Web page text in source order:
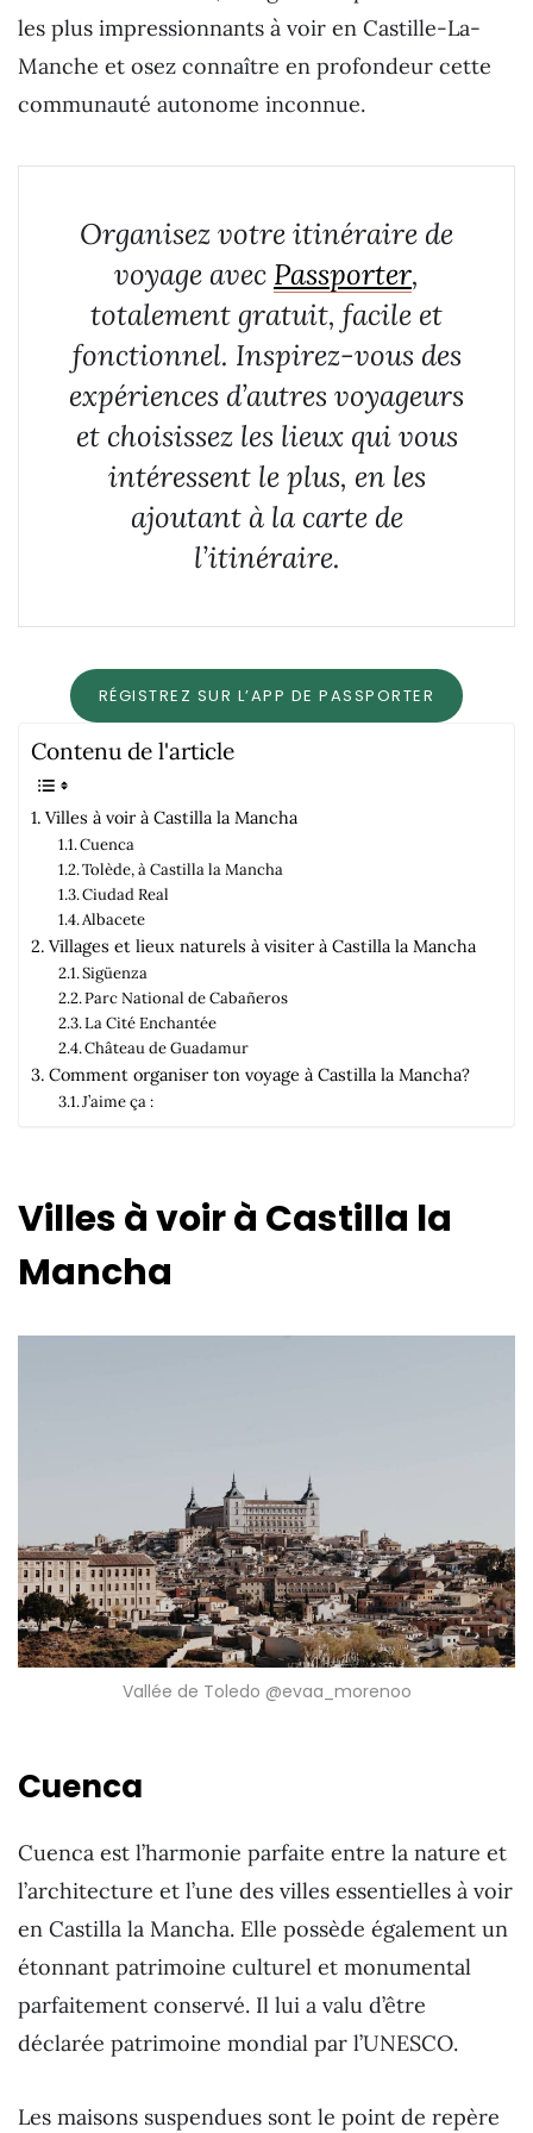
les plus impressionnants à voir en Castille-La-
Manche et osez connaître en profondeur cette
communauté autonome inconnue.
Organisez votre itinéraire de
voyage avec Passporter,
totalement gratuit, facile et
fonctionnel. Inspirez-vous des
expériences d’autres voyageurs
et choisissez les lieux qui vous
intéressent le plus, en les
ajoutant à la carte de
l’itinéraire.
RÉGISTREZ SUR L’APP DE PASSPORTER
Contenu de l'article
Villes à voir à Castilla la Mancha
Cuenca
Tolède, à Castilla la Mancha
Ciudad Real
Albacete
Villages et lieux naturels à visiter à Castilla la Mancha
Sigüenza
Parc National de Cabañeros
La Cité Enchantée
Château de Guadamur
Comment organiser ton voyage à Castilla la Mancha?
J’aime ça :
Villes à voir à Castilla la
Mancha
Vallée de Toledo @evaa_morenoo
Cuenca
Cuenca est l’harmonie parfaite entre la nature et
l’architecture et l’une des villes essentielles à voir
en Castilla la Mancha. Elle possède également un
étonnant patrimoine culturel et monumental
parfaitement conservé. Il lui a valu d’être
déclarée patrimoine mondial par l’UNESCO.
Les maisons suspendues sont le point de repère